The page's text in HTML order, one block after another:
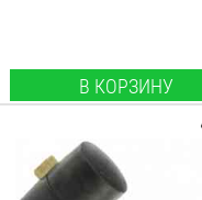
В КОРЗИНУ